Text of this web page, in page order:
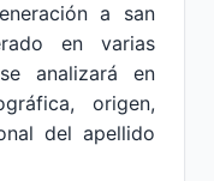
a san
en varias
analizará en
origen,
del apellido